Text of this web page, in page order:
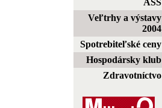
ASS
Veľtrhy a výstavy
2004
Spotrebiteľské ceny
Hospodársky klub
Zdravotníctvo